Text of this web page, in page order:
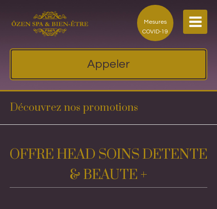
Appeler
Mesures
COVID-19
Découvrez nos promotions
OFFRE HEAD SOINS DETENTE
& BEAUTE +